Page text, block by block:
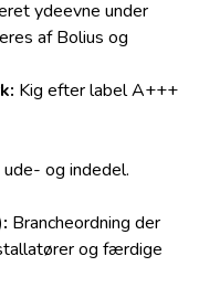
ydeevne under
af Bolius og
Kig efter label A+++
og indedel.
Brancheordning der
og færdige